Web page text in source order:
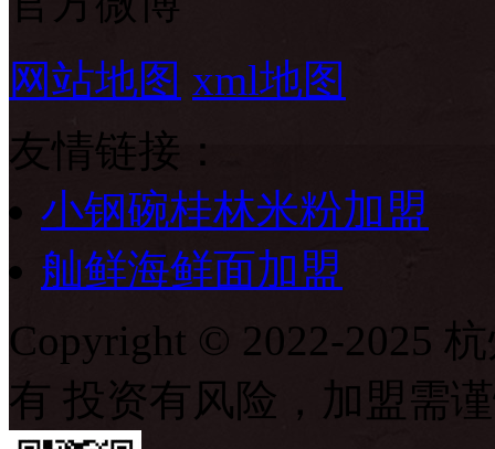
网站地图 xml地图
友情链接：
小钢碗桂林米粉加盟
舢鲜海鲜面加盟
Copyright © 2022-2025
有 投资有风险，加盟需